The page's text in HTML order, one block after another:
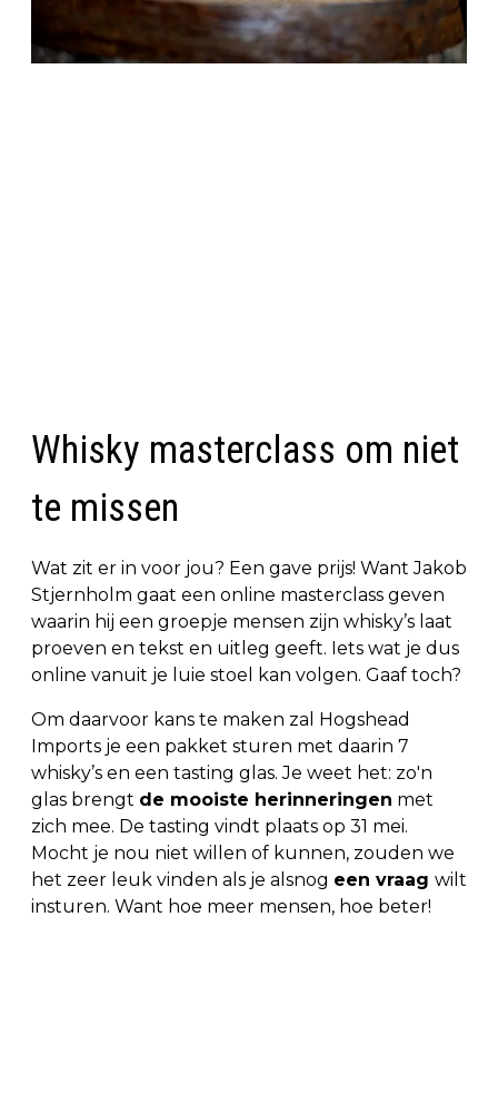
Whisky masterclass om niet
te missen
Wat zit er in voor jou? Een gave prijs! Want Jakob
Stjernholm gaat een online masterclass geven
waarin hij een groepje mensen zijn whisky’s laat
proeven en tekst en uitleg geeft. Iets wat je dus
online vanuit je luie stoel kan volgen. Gaaf toch?
Om daarvoor kans te maken zal Hogshead
Imports je een pakket sturen met daarin 7
whisky’s en een tasting glas. Je weet het: zo'n
glas brengt de mooiste herinneringen met
zich mee. De tasting vindt plaats op 31 mei.
Mocht je nou niet willen of kunnen, zouden we
het zeer leuk vinden als je alsnog een vraag wilt
insturen. Want hoe meer mensen, hoe beter!